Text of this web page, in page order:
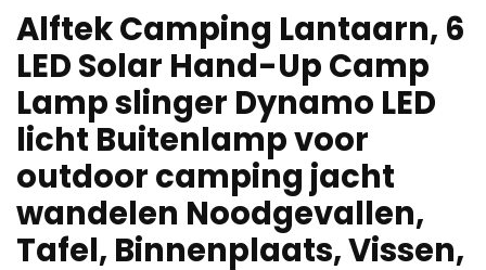
Alftek Camping Lantaarn, 6
LED Solar Hand-Up Camp
Lamp slinger Dynamo LED
licht Buitenlamp voor
outdoor camping jacht
wandelen Noodgevallen,
Tafel, Binnenplaats, Vissen,